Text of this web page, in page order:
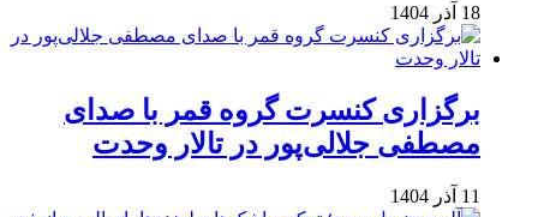
18 آذر 1404
برگزاری کنسرت گروه قمر با صدای
مصطفی جلالی‌پور در تالار وحدت
11 آذر 1404